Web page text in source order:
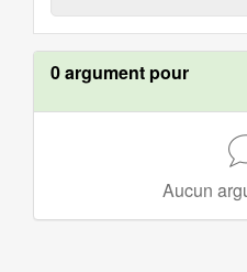
argument
pour
0 argument pour
Aucun